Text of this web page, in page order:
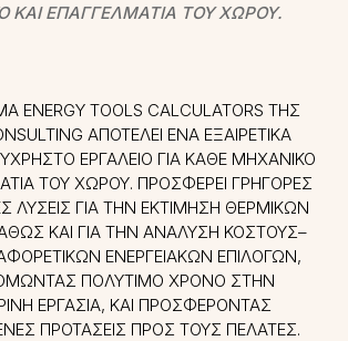
ΚΑΙ ΕΠΑΓΓΕΛΜΑΤΊΑ ΤΟΥ ΧΏΡΟΥ.
TOOLS CALCULATORS ΤΗΣ
ΑΠΟΤΕΛΕΊ ΈΝΑ ΕΞΑΙΡΕΤΙΚΆ
ΕΡΓΑΛΕΊΟ ΓΙΑ ΚΆΘΕ ΜΗΧΑΝΙΚΌ
ΤΟΥ ΧΏΡΟΥ. ΠΡΟΣΦΈΡΕΙ ΓΡΉΓΟΡΕΣ
ΛΎΣΕΙΣ ΓΙΑ ΤΗΝ ΕΚΤΊΜΗΣΗ ΘΕΡΜΙΚΏΝ
ΚΑΙ ΓΙΑ ΤΗΝ ΑΝΆΛΥΣΗ ΚΌΣΤΟΥΣ–
ΕΝΕΡΓΕΙΑΚΏΝ ΕΠΙΛΟΓΏΝ,
ΠΟΛΎΤΙΜΟ ΧΡΌΝΟ ΣΤΗΝ
ΕΡΓΑΣΊΑ, ΚΑΙ ΠΡΟΣΦΈΡΟΝΤΑΣ
ΠΡΟΤΆΣΕΙΣ ΠΡΟΣ ΤΟΥΣ ΠΕΛΆΤΕΣ.